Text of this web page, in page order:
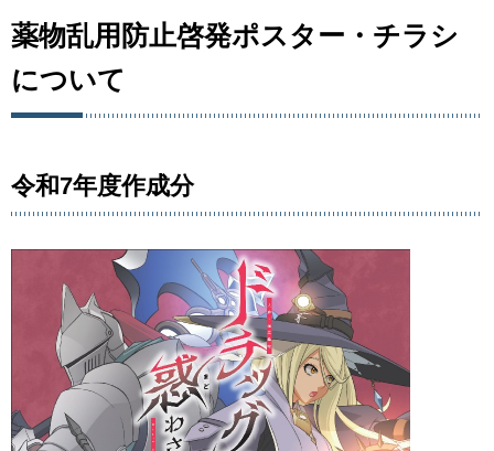
薬物乱用防止啓発ポスター・チラシ
について
令和7年度作成分